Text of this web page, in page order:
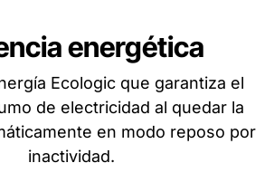
energética
Ecologic que garantiza el
de electricidad al quedar la
en modo reposo por
inactividad.